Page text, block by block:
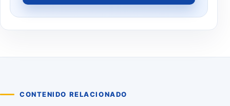
CONTENIDO RELACIONADO